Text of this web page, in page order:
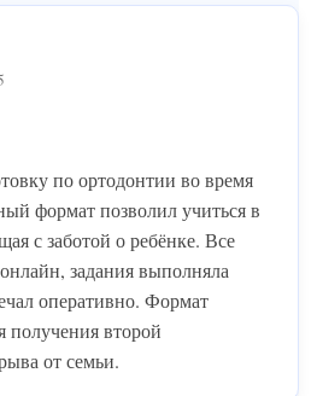
по ортодонтии во время
формат позволил учиться в
с заботой о ребёнке. Все
задания выполняла
оперативно. Формат
получения второй
от семьи.